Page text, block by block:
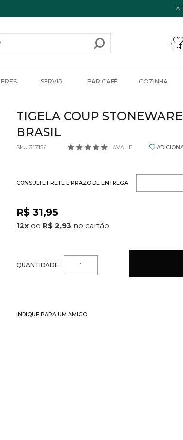
SERVIR BAR CAFÉ COZINHA
TIGELA COUP
BRASIL
SKU 317156 AVALIE
CONSULTE FRETE E PRAZO DE ENTREGA
R$ 31,95
12x de R$ 2,93
QUANTIDADE
INDIQUE PARA UM AMIGO